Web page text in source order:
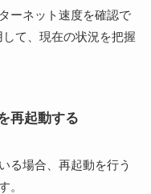
ーネット速度を確認で
て、現在の状況を把握
再起動する
る場合、再起動を行う
。